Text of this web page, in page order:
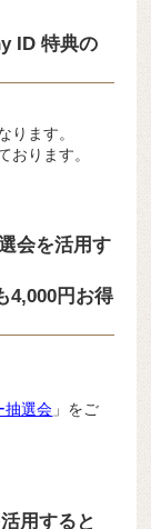
ID 特典の
ります。
おります。
会を活用す
4,000円お得
抽選会 」をご
用すると